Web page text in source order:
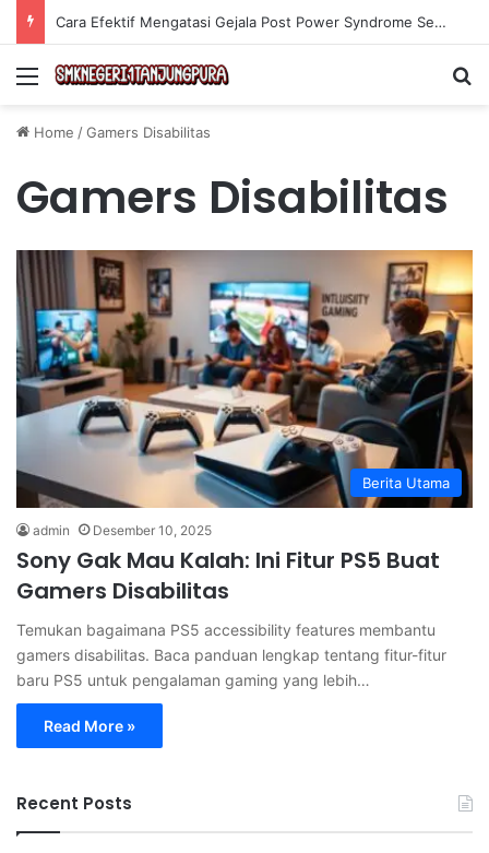
Cara Efektif Mengatasi Gejala Post Power Syndrome Setelah Pensiun Kerja
Menu
Home /Gamers Disabilitas
Gamers Disabilitas
Berita Utama
admin Desember 10, 2025
Sony Gak Mau Kalah: Ini Fitur PS5 Buat
Gamers Disabilitas
Temukan bagaimana PS5 accessibility features membantu
gamers disabilitas. Baca panduan lengkap tentang fitur-fitur
baru PS5 untuk pengalaman gaming yang lebih…
Read More »
Recent Posts